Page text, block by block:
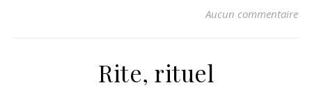
Aucun commentaire
Rite, rituel